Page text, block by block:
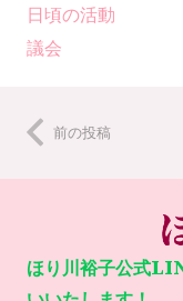
日頃の活動
議会
前の投稿
ほり川裕子公式